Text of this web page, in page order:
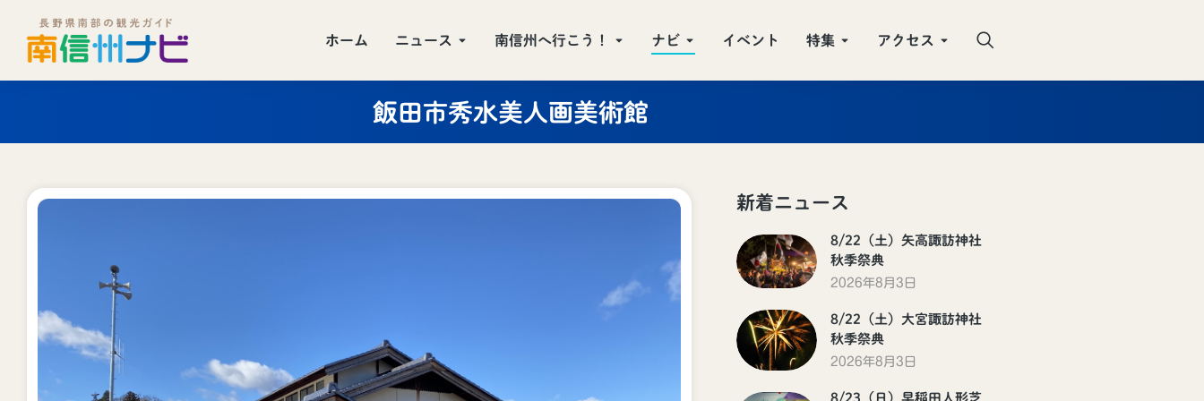
ホーム ニュース 南信州へ行こう！ ナビ イベント 特集 アクセス
飯田市秀水美人画美術館
新着ニュース
8/22（土）矢高諏訪神社
秋季祭典
2026年8月3日
8/22（土）大宮諏訪神社
秋季祭典
2026年8月3日
8/23（日）早稲田人形芝